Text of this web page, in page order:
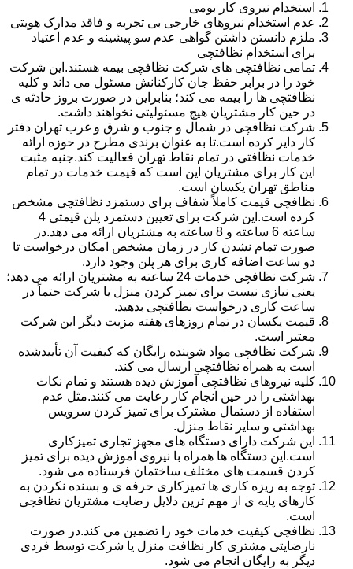
استخدام نیروی کار بومی
عدم استخدام نیروهای خارجی بی تجربه و فاقد مدارک هویتی
ملزم دانستن داشتن گواهی عدم سو پیشینه و عدم اعتیاد
برای استخدام نظافتچی
تمامی نظافتچی های شرکت نظافچی بیمه هستند.این شرکت
خود را در برابر حفظ جان کارکنانش مسئول می داند و کلیه
نظافتچی ها را بیمه می کند؛ بنابراین در صورت بروز حادثه ی
در حین کار مشتریان هیچ مسئولیتی نخواهند داشت.
شرکت نظافچی در شمال و جنوب و شرق و غرب تهران دفتر
کار دایر کرده است.تا به عنوان برندی مطرح در حوزه ارائه
خدمات نظافتی در تمام نقاط تهران فعالیت کند.جنبه مثبت
این کار برای مشتریان این است که قیمت خدمات در تمام
مناطق تهران یکسان است.
نظافچی قیمت کاملاً شفاف برای دستمزد نظافتچی مشخص
کرده است.این شرکت برای تعیین دستمزد پلن قیمتی 4
ساعته 6 ساعته و 8 ساعته به مشتریان ارائه می دهد.در
صورت تمام نشدن کار در زمان مشخص امکان درخواست تا
دو ساعت اضافه کاری برای هر پلن وجود دارد.
شرکت نظافچی خدمات 24 ساعته به مشتریان ارائه می دهد؛
یعنی نیازی نیست برای تمیز کردن منزل یا شرکت حتماً در
ساعت کاری درخواست نظافتچی بدهید.
قیمت یکسان در تمام روزهای هفته مزیت دیگر این شرکت
معتبر است.
شرکت نظافچی مواد شوینده رایگان که کیفیت آن تأییدشده
است به همراه نظافتچی ارسال می کند.
کلیه نیروهای نظافتچی آموزش دیده هستند و تمام نکات
بهداشتی را در حین انجام کار رعایت می کنند.مثل عدم
استفاده از دستمال مشترک برای تمیز کردن سرویس
بهداشتی و سایر نقاط منزل.
این شرکت دارای دستگاه های مجهز تجاری تمیزکاری
است.این دستگاه ها همراه با نیروی آموزش دیده برای تمیز
کردن قسمت های مختلف ساختمان فرستاده می شود.
توجه به ریزه کاری ها تمیزکاری حرفه ی و بسنده نکردن به
کارهای پایه ی از مهم ترین دلایل رضایت مشتریان نظافچی
است.
نظافچی کیفیت خدمات خود را تضمین می کند.در صورت
نارضایتی مشتری کار نظافت منزل یا شرکت توسط فردی
دیگر به رایگان انجام می شود.